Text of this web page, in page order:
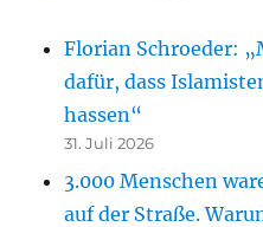
Florian Schroeder:
dafür, dass
hassen“
31. Juli 2026
3.000 Menschen
auf der Straße.